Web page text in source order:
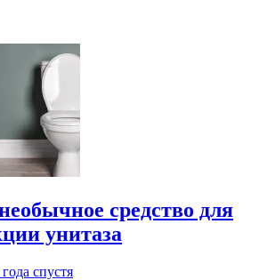
средство для
унитаза
года спустя